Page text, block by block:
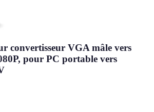
convertisseur VGA mâle vers
pour PC portable vers